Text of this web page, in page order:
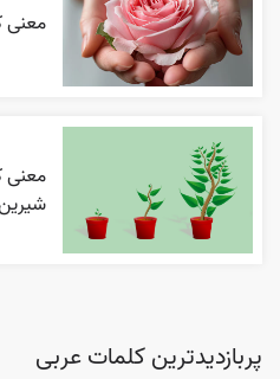
معنی
پربازدیدترین کلمات عربی